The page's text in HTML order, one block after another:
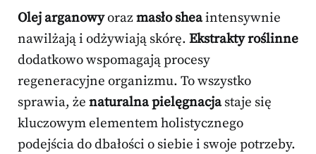
Olej arganowyorazmasło sheaintensywnie
nawilżają i odżywiają skórę. Ekstrakty roślinne
dodatkowo wspomagają procesy
regeneracyjne organizmu. To wszystko
sprawia, że naturalna pielęgnacjastaje się
kluczowym elementem holistycznego
podejścia do dbałości o siebie i swoje potrzeby.